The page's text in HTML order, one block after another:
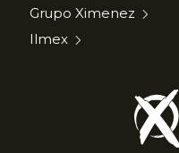
Grupo Ximenez
Ilmex